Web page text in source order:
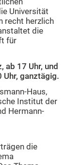
Universität
recht herzlich
die
für
ab 17 Uhr, und
ganztägig.
Haus,
Institut der
Hermann-
die